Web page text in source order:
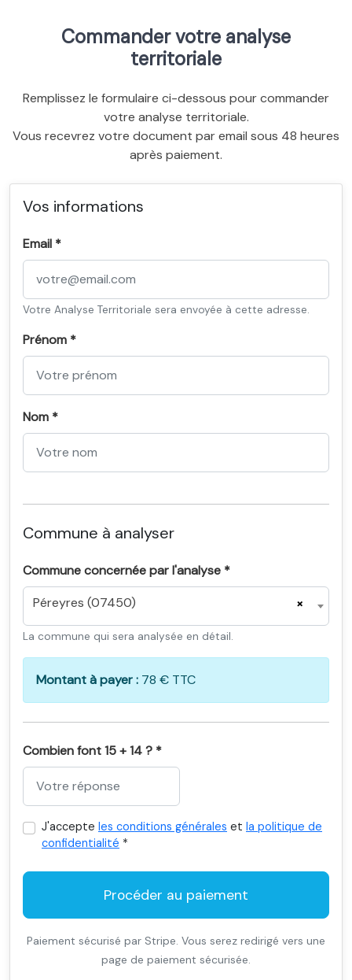
Commander votre analyse
territoriale
Remplissez le formulaire ci-dessous pour commander
votre analyse territoriale.
Vous recevrez votre document par email sous 48 heures
après paiement.
Vos informations
Email *
Votre Analyse Territoriale sera envoyée à cette adresse.
Prénom *
Nom *
Commune à analyser
Commune concernée par l'analyse *
×
Péreyres (07450)
La commune qui sera analysée en détail.
Montant à payer : 78 € TTC
Combien font 15 + 14 ? *
J'accepte les conditions générales et la politique de
confidentialité *
Procéder au paiement
Paiement sécurisé par Stripe. Vous serez redirigé vers une
page de paiement sécurisée.